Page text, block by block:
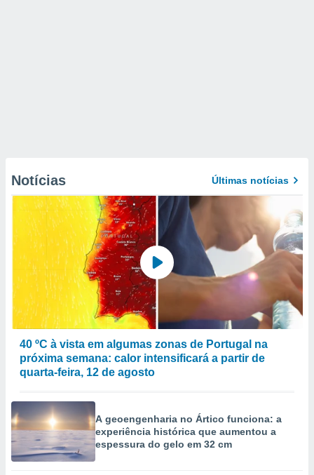
Notícias Últimas notícias
40 ºC à vista em algumas zonas de Portugal na
próxima semana: calor intensificará a partir de
quarta-feira, 12 de agosto
A geoengenharia no Ártico funciona: a
experiência histórica que aumentou a
espessura do gelo em 32 cm